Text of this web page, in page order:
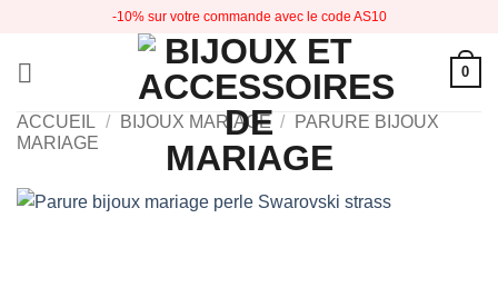
contenu
-10% sur votre commande avec le code AS10
0
ACCUEIL / BIJOUX MARIAGE /
PARURE BIJOUX
MARIAGE